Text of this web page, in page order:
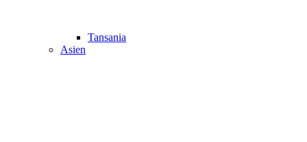
Tansania
Asien